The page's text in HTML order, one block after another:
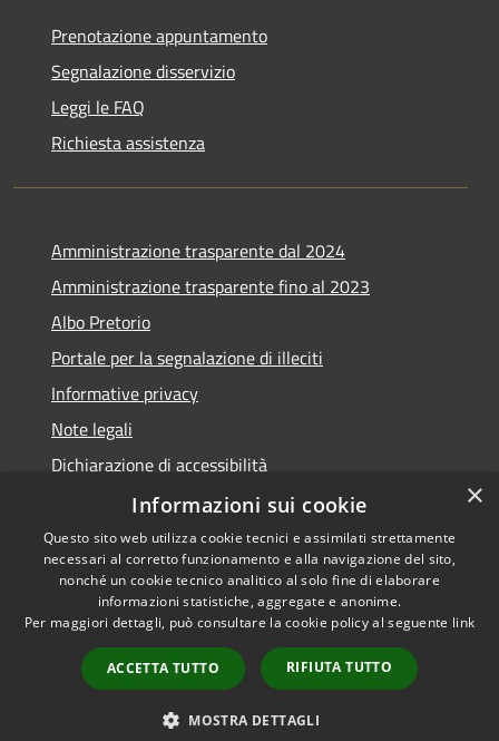
Prenotazione appuntamento
Segnalazione disservizio
Leggi le FAQ
Richiesta assistenza
Amministrazione trasparente dal 2024
Amministrazione trasparente fino al 2023
Albo Pretorio
Portale per la segnalazione di illeciti
Informative privacy
Note legali
Dichiarazione di accessibilità
Segnalazioni di inaccessibilità
RSS
Accessibilità
Copyright © 2026 • Comune di
Assago • Powered by
Municipium•
Accesso
redazione
×
Informazioni sui cookie
Questo sito web utilizza cookie tecnici e assimilati strettamente
necessari al corretto funzionamento e alla navigazione del sito,
nonché un cookie tecnico analitico al solo fine di elaborare
informazioni statistiche, aggregate e anonime.
Per maggiori dettagli, può consultare la cookie policy al seguente link
ACCETTA TUTTO RIFIUTA TUTTO
MOSTRA DETTAGLI